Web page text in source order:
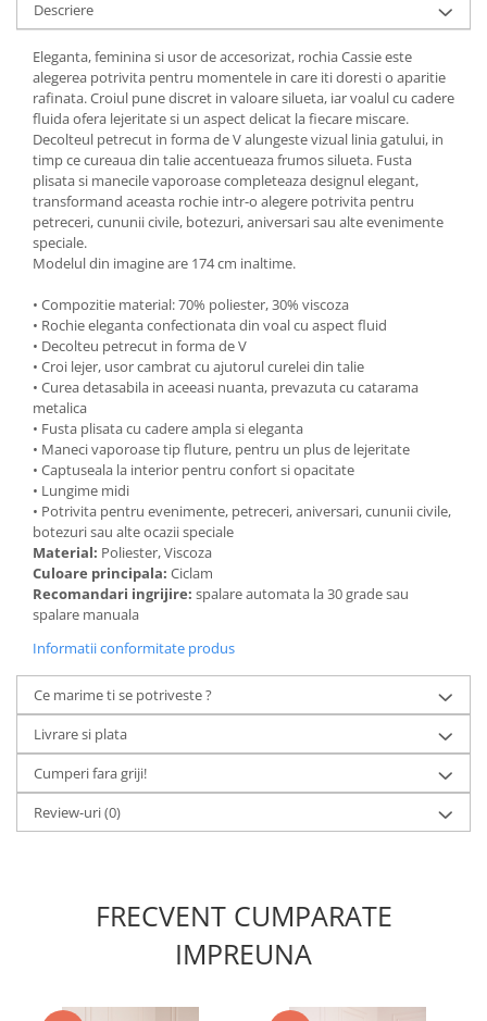
Descriere
Eleganta, feminina si usor de accesorizat, rochia Cassie este
alegerea potrivita pentru momentele in care iti doresti o aparitie
rafinata. Croiul pune discret in valoare silueta, iar voalul cu cadere
fluida ofera lejeritate si un aspect delicat la fiecare miscare.
Decolteul petrecut in forma de V alungeste vizual linia gatului, in
timp ce cureaua din talie accentueaza frumos silueta. Fusta
plisata si manecile vaporoase completeaza designul elegant,
transformand aceasta rochie intr-o alegere potrivita pentru
petreceri, cununii civile, botezuri, aniversari sau alte evenimente
speciale.
Modelul din imagine are 174 cm inaltime.
• Compozitie material: 70% poliester, 30% viscoza
• Rochie eleganta confectionata din voal cu aspect fluid
• Decolteu petrecut in forma de V
• Croi lejer, usor cambrat cu ajutorul curelei din talie
• Curea detasabila in aceeasi nuanta, prevazuta cu catarama
metalica
• Fusta plisata cu cadere ampla si eleganta
• Maneci vaporoase tip fluture, pentru un plus de lejeritate
• Captuseala la interior pentru confort si opacitate
• Lungime midi
• Potrivita pentru evenimente, petreceri, aniversari, cununii civile,
botezuri sau alte ocazii speciale
Material: Poliester, Viscoza
Culoare principala: Ciclam
Recomandari ingrijire: spalare automata la 30 grade sau
spalare manuala
Informatii conformitate produs
Ce marime ti se potriveste ?
Livrare si plata
Cumperi fara griji!
Review-uri(0)
FRECVENT CUMPARATE
IMPREUNA